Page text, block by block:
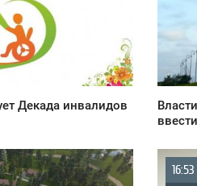
Декада инвалидов
16:53